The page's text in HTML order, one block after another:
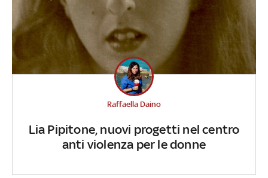
Lia Pipitone, nuovi progetti nel centro
anti violenza per le donne
Raffaella Daino